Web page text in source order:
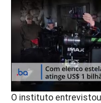
O instituto